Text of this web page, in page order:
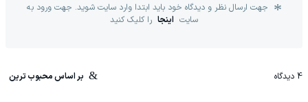
جهت ارسال نظر و دیدگاه خود باید ابتدا وارد سایت شوید. جهت ورود به
سایت اینجا را کلیک کنید
4 دیدگاه بر اساس محبوب ترین